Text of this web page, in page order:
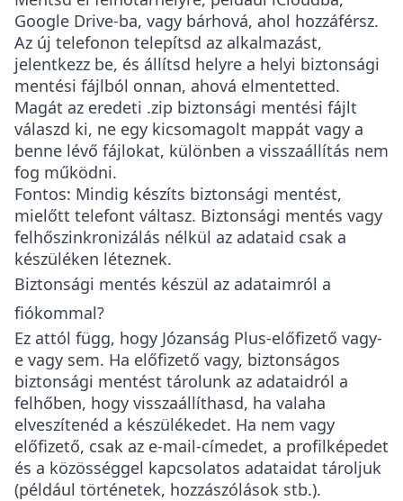
Google Drive-ba, vagy bárhová, ahol hozzáférsz.
Az új telefonon telepítsd az alkalmazást,
jelentkezz be, és állítsd helyre a helyi biztonsági
mentési fájlból onnan, ahová elmentetted.
Magát az eredeti .zip biztonsági mentési fájlt
válaszd ki, ne egy kicsomagolt mappát vagy a
benne lévő fájlokat, különben a visszaállítás nem
fog működni.
Fontos: Mindig készíts biztonsági mentést,
mielőtt telefont váltasz. Biztonsági mentés vagy
felhőszinkronizálás nélkül az adataid csak a
készüléken léteznek.
Biztonsági mentés készül az adataimról a
fiókommal?
Ez attól függ, hogy Józanság Plus-előfizető vagy-
e vagy sem. Ha előfizető vagy, biztonságos
biztonsági mentést tárolunk az adataidról a
felhőben, hogy visszaállíthasd, ha valaha
elveszítenéd a készülékedet. Ha nem vagy
előfizető, csak az e-mail-címedet, a profilképedet
és a közösséggel kapcsolatos adataidat tároljuk
(például történetek, hozzászólások stb.).